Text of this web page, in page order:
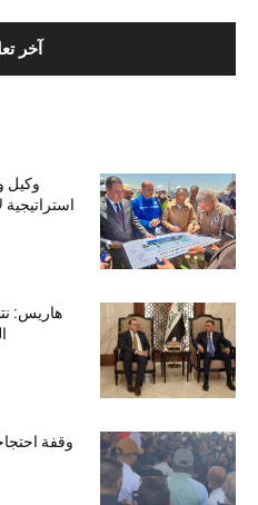
وكيل
هاريس:
وقفة